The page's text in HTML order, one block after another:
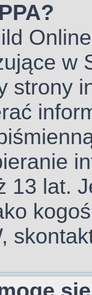
w
strony
13 lat.